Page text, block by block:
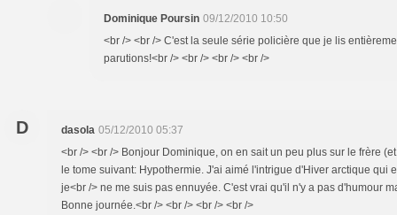
Dominique Poursin 09/12/2010 10:50
<br /> <br /> C'est la seule série policière que je lis
parutions!<br /> <br /> <br /> <br />
D dasola 05/12/2010 05:37
<br /> <br /> Bonjour Dominique, on en sait un peu plus sur le frère
le tome suivant: Hypothermie. J'ai aimé l'intrigue d'Hiver arctique qui
je<br /> ne me suis pas ennuyée. C'est vrai qu'il n'y a pas d'humour
Bonne journée.<br /> <br /> <br /> <br />